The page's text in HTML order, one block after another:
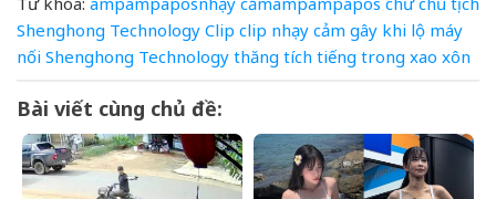
Shenghong Technology Clip clip nhạy cảm gây khi lộ máy
nối Shenghong Technology thăng tích tiếng trong xao xôn
Bài viết cùng chủ đề: